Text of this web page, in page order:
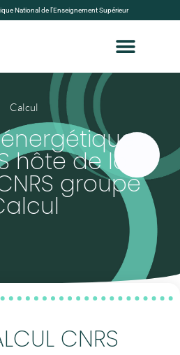
National de l’Enseignement Supérieur
Calcul
:
hôte de la
groupe
CNRS